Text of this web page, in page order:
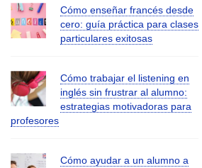
Cómo enseñar francés desde
cero: guía práctica para clases
particulares exitosas
Cómo trabajar el listening en
inglés sin frustrar al alumno:
estrategias motivadoras para
profesores
Cómo ayudar a un alumno a